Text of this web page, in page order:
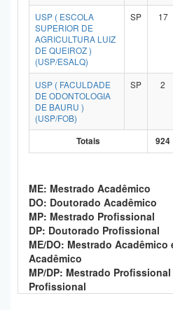
USP ( ESCOLA
SUPERIOR DE
AGRICULTURA LUIZ
DE QUEIROZ )
(USP/ESALQ)
SP 17
USP ( FACULDADE
DE ODONTOLOGIA
DE BAURU )
(USP/FOB)
SP 2
Totais 924
ME: Mestrado Acadêmico
DO: Doutorado Acadêmico
MP: Mestrado Profissional
DP: Doutorado Profissional
ME/DO: Mestrado Acadêmico
Acadêmico
MP/DP: Mestrado
Profissional